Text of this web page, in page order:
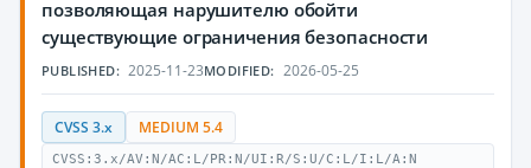
позволяющая нарушителю обойти
существующие ограничения безопасности
PUBLISHED: 2025-11-23MODIFIED: 2026-05-25
CVSS 3.x MEDIUM 5.4
CVSS:3.x/AV:N/AC:L/PR:N/UI:R/S:U/C:L/I:L/A:N